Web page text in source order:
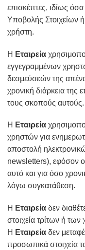
επισκέπτες, ιδίως
Υποβολής Στοιχείων
χρήστη.
Η Εταιρεία
εγγεγραμμένων
δεσμεύσεών της
χρονική διάρκεια της
τους σκοπούς αυτούς.
Η Εταιρεία
χρηστών για
αποστολή
newsletters), εφόσον
αυτό και για όσο
λόγω συγκατάθεση.
Η Εταιρεία δεν
στοιχεία τρίτων ή
Η Εταιρεία δεν
προσωπικά στοιχεία